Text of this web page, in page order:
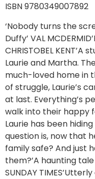
ISBN 9780349007892
‘Nobody turns the
Duffy’ VAL
CHRISTOBEL KENT’A
Laurie and Martha.
much-loved home in
of struggle, Laurie’s
at last. Everything’s
walk into their happy
Laurie has been
question is, now that
family safe? And just
them?’A haunting
SUNDAY